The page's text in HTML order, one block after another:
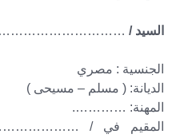
السيد /
الجنسية : مصري
الديانة: ( مسلم – مسيحى )
المهنة: ………….
المقيم في /